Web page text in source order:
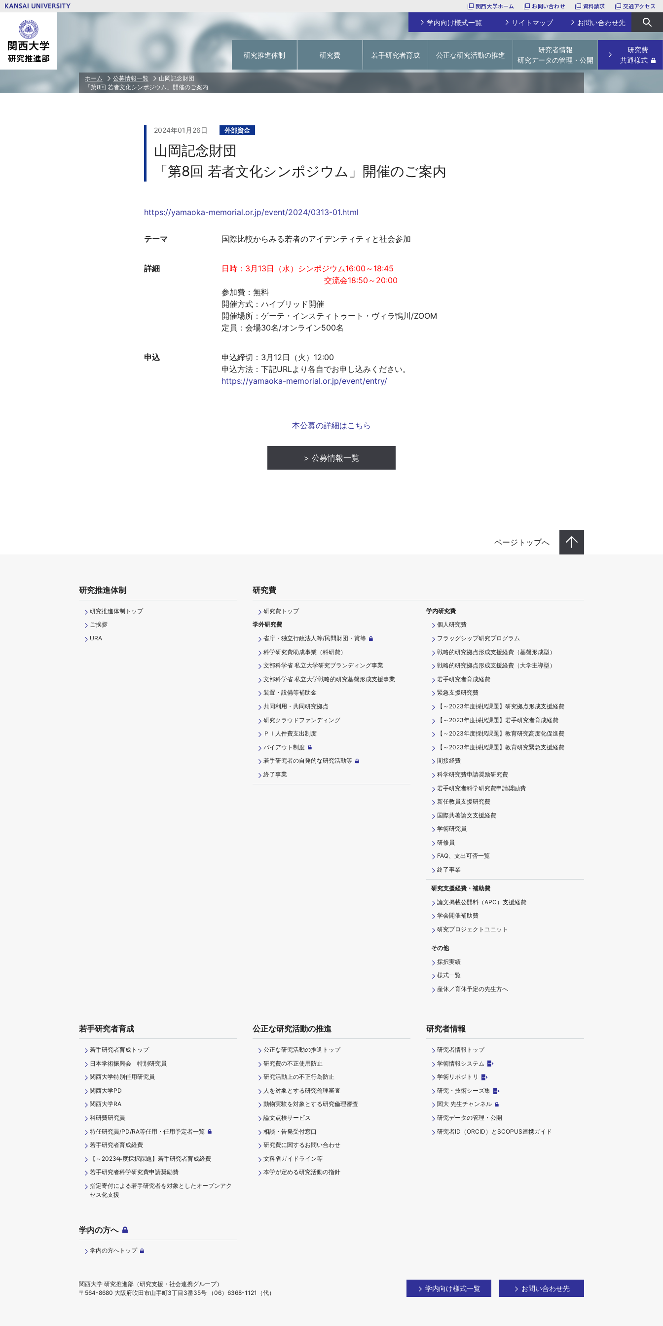
関西大学ホーム お問い合わせ 資料請求 交通アクセス
学内向け様式一覧 サイトマップ お問い合わせ先
研究推進体制
研究推進体制トップ ご挨拶 URA
研究費
研究費トップ
学外研究費
文部科学省 私立大学研究ブランディング事業
文部科学省 私立大学戦略的研究基盤形成支援事
ＰＩ⼈件費⽀出制度
若手研究者の自発的な研究活動等
学内研究費
緊急支援研究費
【～2023年度採択課題】教育研究高度化促進費
若手研究者科学研究費申請奨励費
新任教員支援研究費
国際共著論文支援経費
学術研究員
研修員
終了事業
研究支援経費・補助費
様式一覧
若手研究者育成
若手研究者育成トップ 日本学術振興会 特別研究員
関西大学特別任用研究員
関西大学PD
公正な研究活動の推進
公正な研究活動の推進トップ 研究費の不正使用防止
研究活動上の不正行為防止
人を対象とする研究倫理審査
研究者情報
研究データの管理・公開
研究者情報トップ
学術情報システム
学術リポジトリ
研究・技術シーズ集
研究費
共通様式
ホーム 公募情報一覧
山岡記念財団
「第8回 若者文化シンポジウム」開催のご案内
2024年01月26日 外部資金
山岡記念財団
「第8回 若者文化シンポジウム」開催のご案内
https://yamaoka-memorial.or.jp/event/2024/0313-01.html
テーマ 国際比較からみる若者のアイデンティティと社会参加
詳細
日時：3月13日（水）シンポジウム16:00～18:45
交流会18:50～20:00
参加費：無料
開催方式：ハイブリッド開催
開催場所：ゲーテ・インスティトゥート・ヴィラ鴨川/ZOOM
定員：会場30名/オンライン500名
申込
申込締切：3月12日（火）12:00
申込方法：下記URLより各自でお申し込みください。
https://yamaoka-memorial.or.jp/event/entry/
本公募の詳細はこちら
公募情報一覧
ページトップへ
研究推進体制
研究推進体制トップ
ご挨拶
URA
研究費
研究費トップ
学外研究費
省庁・独立行政法人等/民間財団・賞等
科学研究費助成事業（科研費）
文部科学省 私立大学研究ブランディング事業
文部科学省 私立大学戦略的研究基盤形成支援事業
装置・設備等補助金
共同利用・共同研究拠点
研究クラウドファンディング
ＰＩ⼈件費⽀出制度
バイアウト制度
若手研究者の自発的な研究活動等
終了事業
学内研究費
個人研究費
フラッグシップ研究プログラム
戦略的研究拠点形成支援経費（基盤形成型）
戦略的研究拠点形成支援経費（大学主導型）
若手研究者育成経費
緊急支援研究費
【～2023年度採択課題】研究拠点形成支援経費
【～2023年度採択課題】若手研究者育成経費
【～2023年度採択課題】教育研究高度化促進費
【～2023年度採択課題】教育研究緊急支援経費
間接経費
科学研究費申請奨励研究費
若手研究者科学研究費申請奨励費
新任教員支援研究費
国際共著論文支援経費
学術研究員
研修員
FAQ、支出可否一覧
終了事業
研究支援経費・補助費
論文掲載公開料（APC）支援経費
学会開催補助費
研究プロジェクトユニット
その他
採択実績
様式一覧
産休／育休予定の先生方へ
若手研究者育成
若手研究者育成トップ
日本学術振興会 特別研究員
関西大学特別任用研究員
関西大学PD
関西大学RA
科研費研究員
特任研究員/PD/RA等任用・任用予定者一覧
若手研究者育成経費
【～2023年度採択課題】若手研究者育成経費
若手研究者科学研究費申請奨励費
指定寄付による若手研究者を対象としたオープンアク
セス化支援
公正な研究活動の推進
公正な研究活動の推進トップ
研究費の不正使用防止
研究活動上の不正行為防止
人を対象とする研究倫理審査
動物実験を対象とする研究倫理審査
論文点検サービス
相談・告発受付窓口
研究費に関するお問い合わせ
文科省ガイドライン等
本学が定める研究活動の指針
研究者情報
研究者情報トップ
学術情報システム
学術リポジトリ
研究・技術シーズ集
関大 先生チャンネル
研究データの管理・公開
研究者ID（ORCID）とSCOPUS連携ガイド
学内の方へ
学内の方へトップ
学内向け様式一覧 お問い合わせ先
関西大学 研究推進部（研究支援・社会連携グループ）
〒564-8680 大阪府吹田市山手町3丁目3番35号 （06）6368-1121（代）